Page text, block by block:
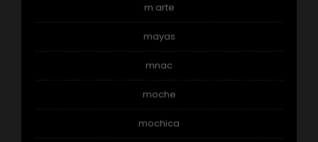
m arte
mayas
mnac
moche
mochica